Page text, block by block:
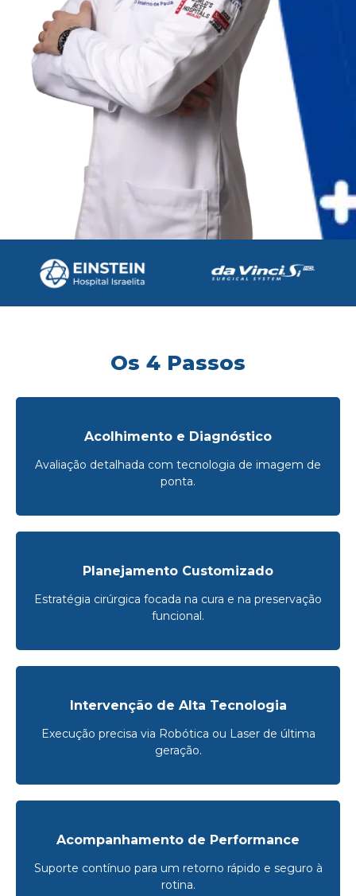
Os 4 Passos
Acolhimento e Diagnóstico
Avaliação detalhada com tecnologia de imagem de
ponta.
Planejamento Customizado
Estratégia cirúrgica focada na cura e na preservação
funcional.
Intervenção de Alta Tecnologia
Execução precisa via Robótica ou Laser de última
geração.
Acompanhamento de Performance
Suporte contínuo para um retorno rápido e seguro à
rotina.